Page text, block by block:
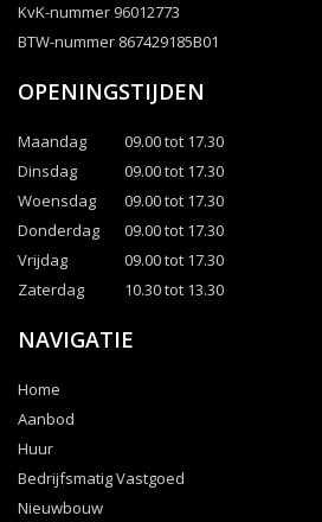
KvK-nummer 96012773
BTW-nummer 867429185B01
OPENINGSTIJDEN
Maandag
09.00 tot 17.30
Dinsdag
09.00 tot 17.30
Woensdag
09.00 tot 17.30
Donderdag
09.00 tot 17.30
Vrijdag
09.00 tot 17.30
Zaterdag
10.30 tot 13.30
NAVIGATIE
Home
Aanbod
Huur
Bedrijfsmatig Vastgoed
Nieuwbouw